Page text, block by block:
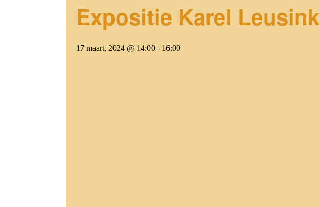
Expositie Karel Leusink
17 maart, 2024 @ 14:00 - 16:00